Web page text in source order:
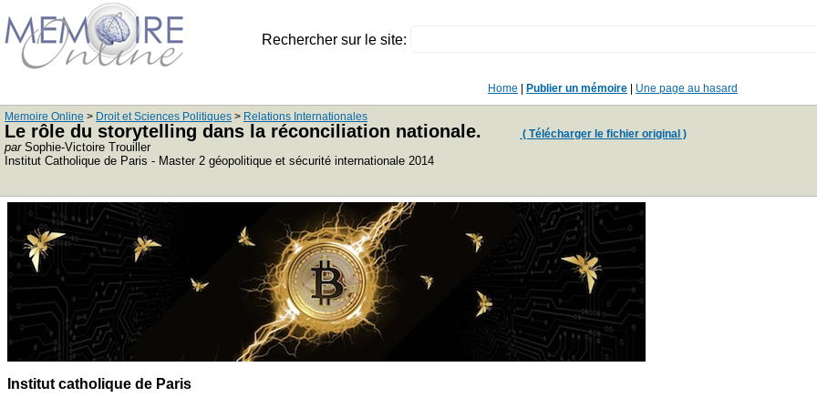
Rechercher sur le site:
Home Publier un mémoire Une page au hasard
Memoire Online > Droit et Sciences Politiques > Relations Internationales
Le rôle du storytelling dans la réconciliation nationale. ( Télécharger le fichier original )
parSophie-Victoire Trouiller
Institut Catholique de Paris - Master 2 géopolitique et sécurité internationale 2014
Institut catholique de Paris